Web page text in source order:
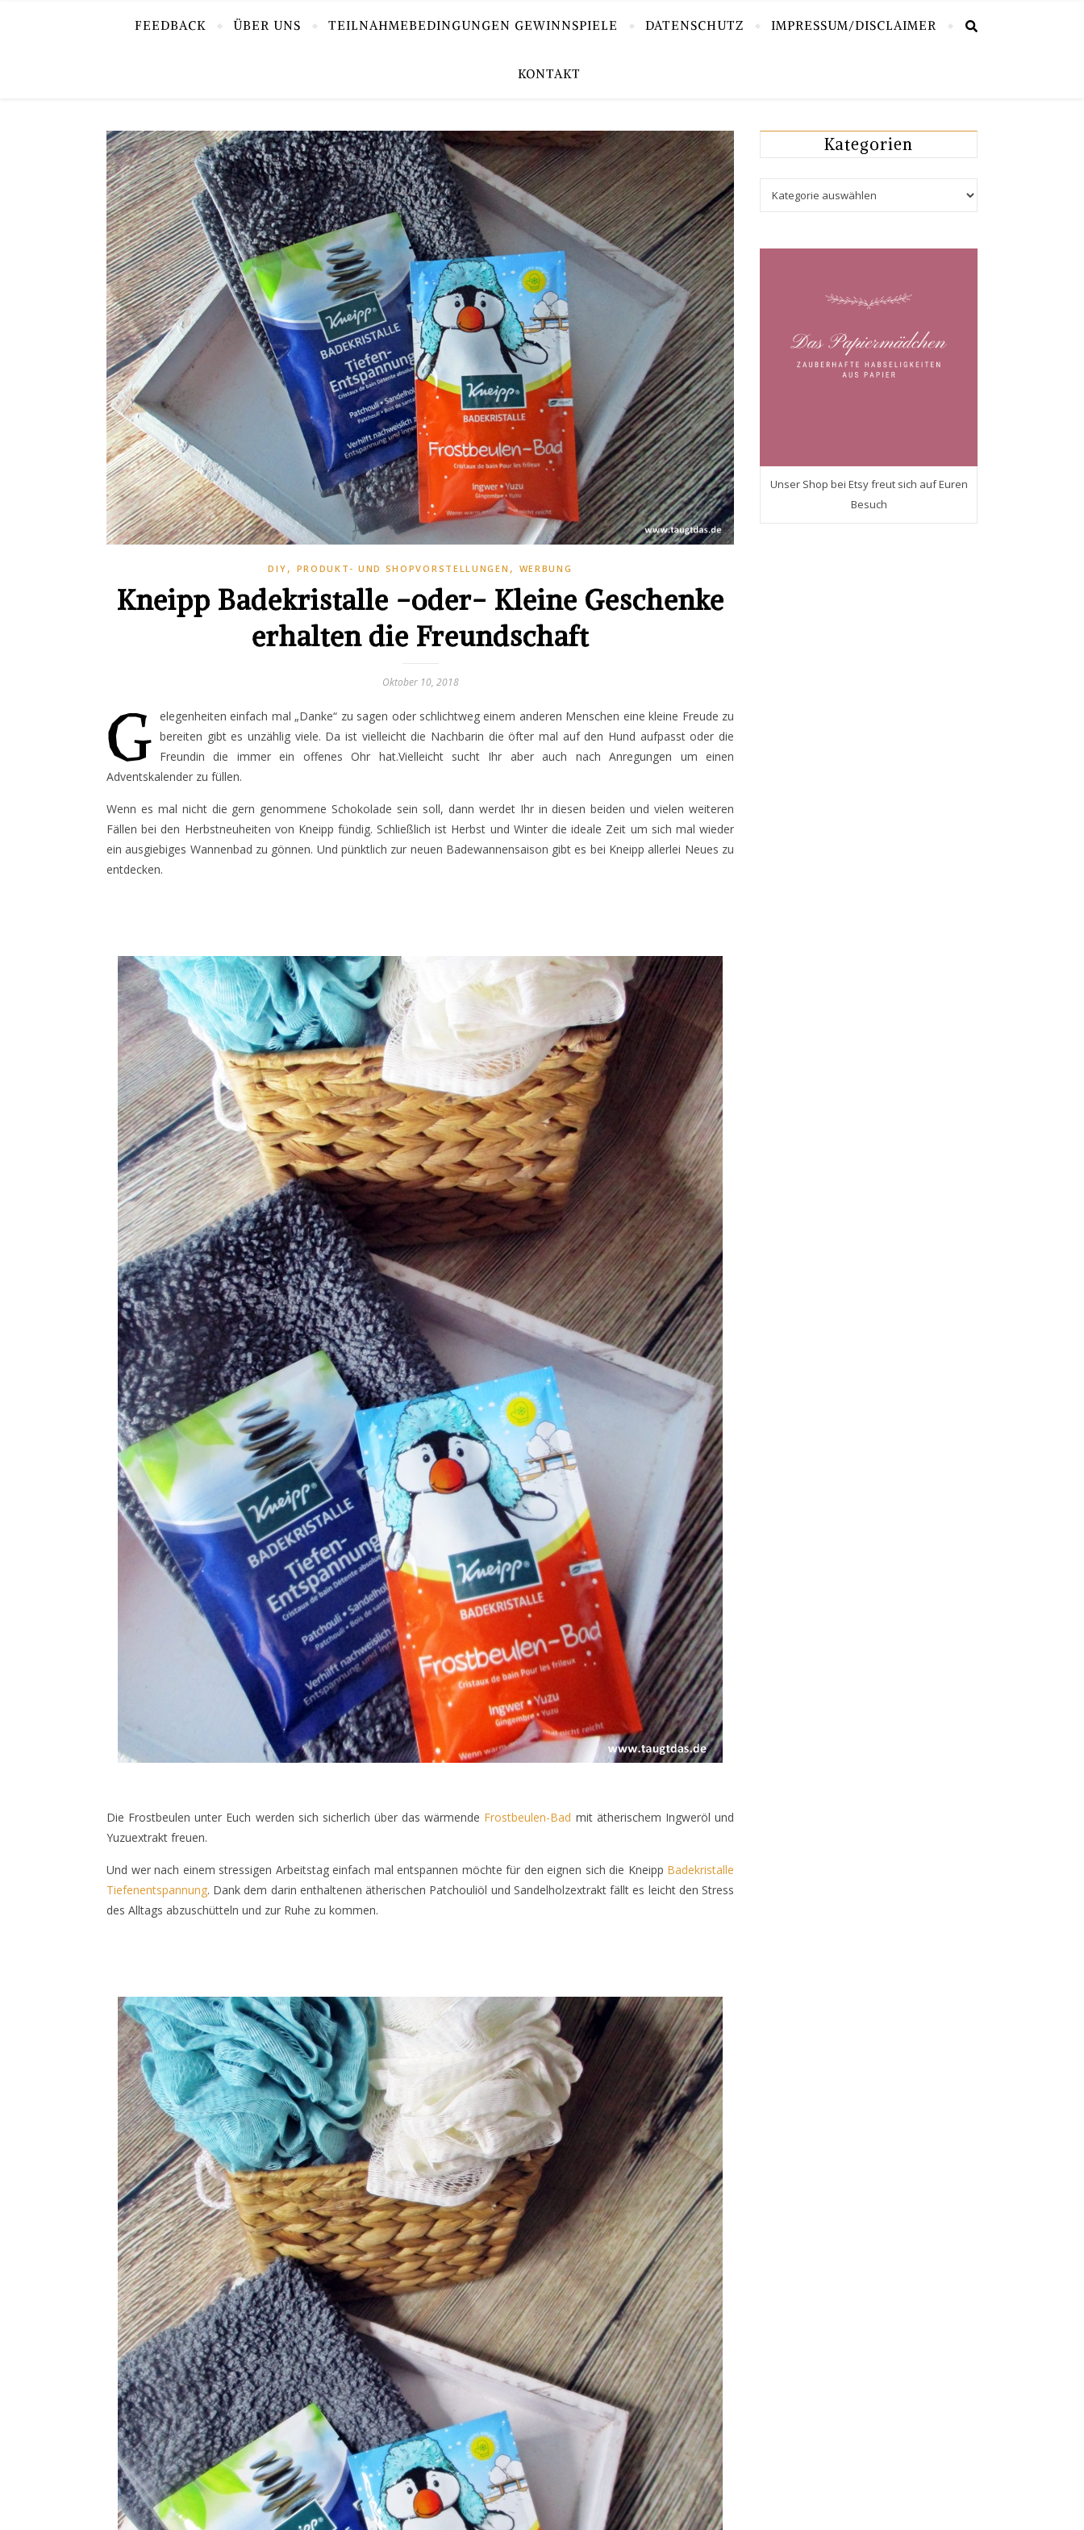
FEEDBACK ÜBER UNS TEILNAHMEBEDINGUNGEN GEWINNSPIELE DATENSCHUTZ IMPRESSUM/DISCLAIMER
KONTAKT
DIY , PRODUKT- UND SHOPVORSTELLUNGEN , WERBUNG
Kneipp Badekristalle -oder- Kleine Geschenke
erhalten die Freundschaft
Oktober 10, 2018
G elegenheiten einfach mal „Danke“ zu sagen oder schlichtweg einem anderen Menschen eine kleine Freude zu
bereiten gibt es unzählig viele. Da ist vielleicht die Nachbarin die öfter mal auf den Hund aufpasst oder die
Freundin die immer ein offenes Ohr hat.Vielleicht sucht Ihr aber auch nach Anregungen um einen
Adventskalender zu füllen.
Wenn es mal nicht die gern genommene Schokolade sein soll, dann werdet Ihr in diesen beiden und vielen weiteren
Fällen bei den Herbstneuheiten von Kneipp fündig. Schließlich ist Herbst und Winter die ideale Zeit um sich mal wieder
ein ausgiebiges Wannenbad zu gönnen. Und pünktlich zur neuen Badewannensaison gibt es bei Kneipp allerlei Neues zu
entdecken.
Die Frostbeulen unter Euch werden sich sicherlich über das wärmende Frostbeulen-Bad mit ätherischem Ingweröl und
Yuzuextrakt freuen.
Und wer nach einem stressigen Arbeitstag einfach mal entspannen möchte für den eignen sich die Kneipp Badekristalle
Tiefenentspannung. Dank dem darin enthaltenen ätherischen Patchouliöl und Sandelholzextrakt fällt es leicht den Stress
des Alltags abzuschütteln und zur Ruhe zu kommen.
Kategorien
Unser Shop bei Etsy freut sich auf Euren
Besuch